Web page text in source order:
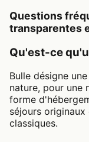
Questions
transparentes
Qu'est-ce
Bulle désigne
nature, pour une
forme
séjours
classiques.